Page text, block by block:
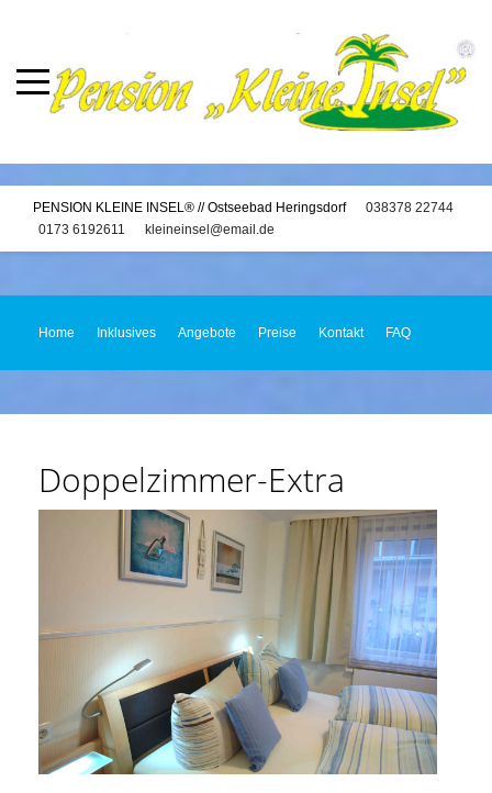
PENSION KLEINE INSEL® // Ostseebad Heringsdorf
038378 22744
0173 6192611
kleineinsel@email.de
Home Inklusives Angebote Preise Kontakt FAQ
Doppelzimmer-Extra